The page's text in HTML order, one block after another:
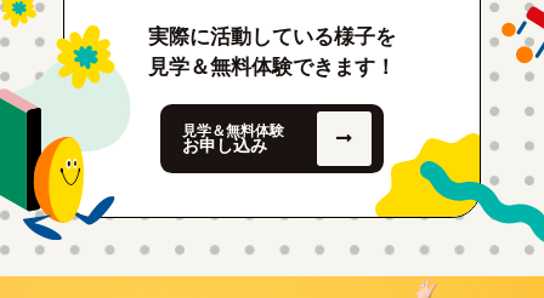
実際に活動している様子を
見学＆無料体験できます！
見学＆無料体験
お申し込み